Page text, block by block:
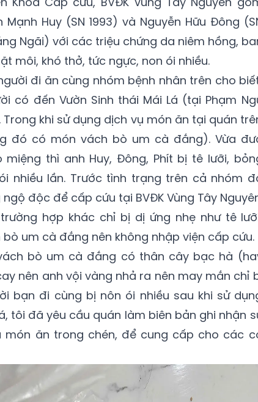
Mạnh Huy (SN 1993) và Nguyễn Hữu Đông
Ngãi) với các triệu chứng da niêm hồng,
môi, khó thở, tức ngực, non ói nhiều.
đi ăn cùng nhóm bệnh nhân trên cho
có đến Vườn Sinh thái Mái Lá (tại Phạm
khi sử dụng dịch vụ món ăn tại quán
đó có món vách bò um cà đắng). Vừa
thì anh Huy, Đông, Phít bị tê lưỡi,
nhiều lần. Trước tình trạng trên cả nhóm
độc để cấp cứu tại BVĐK Vùng Tây
hợp khác chỉ bị dị ứng nhẹ như tê
um cà đắng nên không nhập viện cấp cứu.
bò um cà đắng có thân cây bạc hà
nên anh vội vàng nhả ra nên may mắn chỉ
bạn đi cùng bị nôn ói nhiều sau khi sử
tôi đã yêu cầu quán làm biên bản ghi nhận
món ăn trong chén, để cung cấp cho các